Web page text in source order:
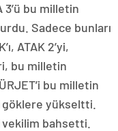
3’ü bu milletin
Sadece bunları
ATAK 2’yi,
bu milletin
bu milletin
yükseltti.
bahsetti.